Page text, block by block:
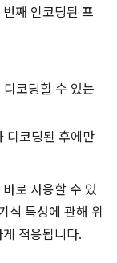
째 인코딩된 프
코딩할 수 있는
디코딩된 후에만
로 사용할 수 있
식 특성에 관해 위
적용됩니다.